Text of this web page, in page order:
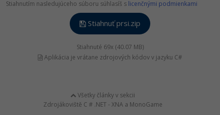
Stiahnutím nasledujúceho súboru súhlasíš s licenčnými podmienkami
Stiahnuť prsi.zip
Stiahnuté 69x (40.07 MB)
Aplikácia je vrátane zdrojových kódov v jazyku C#
Všetky články v sekcii
Zdrojákoviště C # .NET - XNA a MonoGame